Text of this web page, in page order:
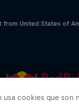
from United States of
usa cookies que son